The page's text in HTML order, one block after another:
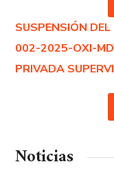
SUSPENSIÓN DEL
002-2025-OXI-
PRIVADA
Noticias